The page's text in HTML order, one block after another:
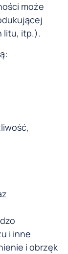
może
litu, itp.).
i inne
i obrzęk